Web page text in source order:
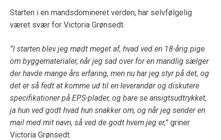
Starten i en mandsdomineret verden, har selvfølgelig
været svær for Victoria Grønsedt.
”I starten blev jeg mødt meget af, hvad ved en 18-årig pige
om byggematerialer, når jeg sad over for en mandlig sælger
der havde mange års erfaring, men nu har jeg styr på det, og
det er så fedt at komme ud til en leverandør og diskutere
specifikationer på EPS-plader, og bare se ansigtsudtrykket,
ja hun ved godt hvad hun snakker om, og når jeg sender en
mail med mit navn, så ved de godt hvem jeg er,” griner
Victoria Grønsedt.